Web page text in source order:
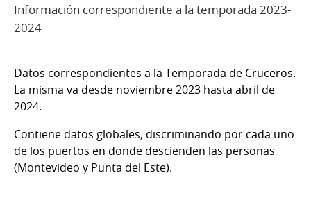
Información correspondiente a la temporada 2023-
2024
Datos correspondientes a la Temporada de Cruceros.
La misma va desde noviembre 2023 hasta abril de
2024.
Contiene datos globales, discriminando por cada uno
de los puertos en donde descienden las personas
(Montevideo y Punta del Este).